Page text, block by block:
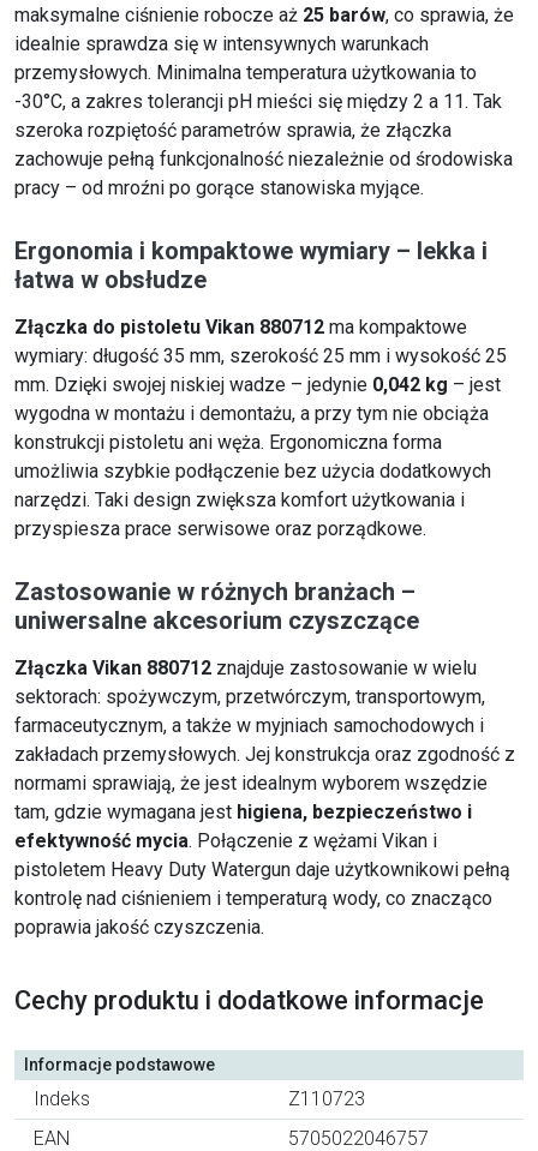
maksymalne ciśnienie robocze aż 25 barów, co sprawia, że
idealnie sprawdza się w intensywnych warunkach
przemysłowych. Minimalna temperatura użytkowania to
-30°C, a zakres tolerancji pH mieści się między 2 a 11. Tak
szeroka rozpiętość parametrów sprawia, że złączka
zachowuje pełną funkcjonalność niezależnie od środowiska
pracy – od mroźni po gorące stanowiska myjące.
Ergonomia i kompaktowe wymiary – lekka i
łatwa w obsłudze
Złączka do pistoletu Vikan 880712 ma kompaktowe
wymiary: długość 35 mm, szerokość 25 mm i wysokość 25
mm. Dzięki swojej niskiej wadze – jedynie 0,042 kg – jest
wygodna w montażu i demontażu, a przy tym nie obciąża
konstrukcji pistoletu ani węża. Ergonomiczna forma
umożliwia szybkie podłączenie bez użycia dodatkowych
narzędzi. Taki design zwiększa komfort użytkowania i
przyspiesza prace serwisowe oraz porządkowe.
Zastosowanie w różnych branżach –
uniwersalne akcesorium czyszczące
Złączka Vikan 880712 znajduje zastosowanie w wielu
sektorach: spożywczym, przetwórczym, transportowym,
farmaceutycznym, a także w myjniach samochodowych i
zakładach przemysłowych. Jej konstrukcja oraz zgodność z
normami sprawiają, że jest idealnym wyborem wszędzie
tam, gdzie wymagana jest higiena, bezpieczeństwo i
efektywność mycia. Połączenie z wężami Vikan i
pistoletem Heavy Duty Watergun daje użytkownikowi pełną
kontrolę nad ciśnieniem i temperaturą wody, co znacząco
poprawia jakość czyszczenia.
Cechy produktu i dodatkowe informacje
Informacje podstawowe
Indeks
Z110723
EAN
5705022046757